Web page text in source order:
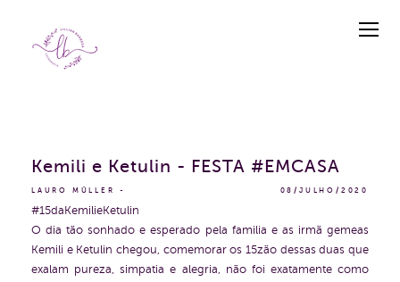
LAURO MÜLLER 08/JULHO/2020
Kemili e Ketulin - FESTA #EMCASA
#15daKemilieKetulin
O dia tão sonhado e esperado pela familia e as irmã gemeas
Kemili e Ketulin chegou, comemorar os 15zão dessas duas que
exalam pureza, simpatia e alegria, não foi exatamente como